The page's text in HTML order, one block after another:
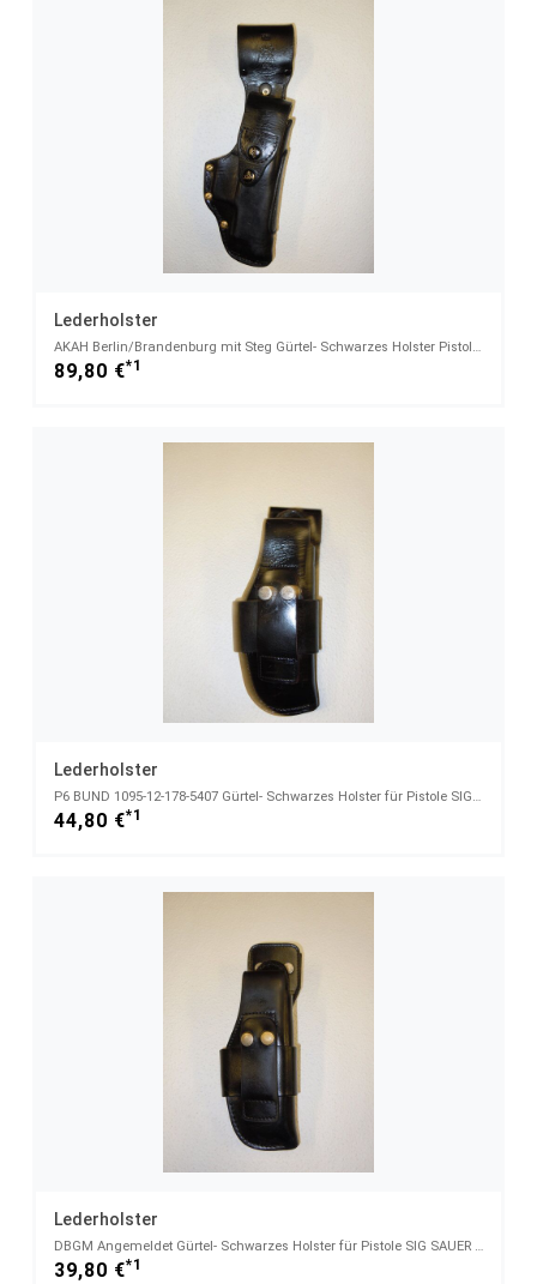
Lederholster
AKAH Berlin/Brandenburg mit Steg Gürtel- Schwarzes Holster Pistole SIG SAUER P6 & P225
89,80 €*1
Lederholster
P6 BUND 1095-12-178-5407 Gürtel- Schwarzes Holster für Pistole SIG SAUER P6 und P225
44,80 €*1
Lederholster
DBGM Angemeldet Gürtel- Schwarzes Holster für Pistole SIG SAUER P6 und P225
39,80 €*1